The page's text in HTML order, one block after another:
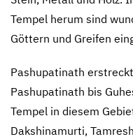
Tempel herum sind
Göttern und Greifen
Pashupatinath
Pashupatinath bis
Tempel in diesem
Dakshinamurti,